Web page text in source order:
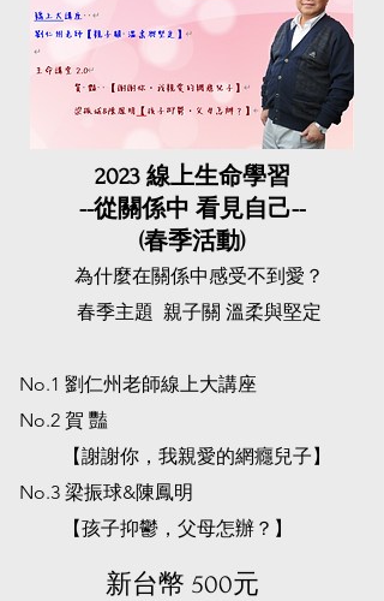
2023 線上生命學習
​--從關係中 看見自己--
(春季活動)
為什麼在關係中感受不到愛？
​春季主題 親子關 溫柔與堅定
No.1 劉仁州老師線上大講座
​No.2 賀 豔
【謝謝你，我親愛的網癮兒子】
No.3 梁振球&陳鳳明
【孩子抑鬱，父母怎辦？】
​新台幣 500元